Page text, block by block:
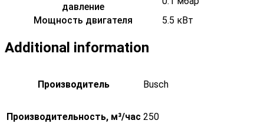
давление
Мощность двигателя
5.5 кВт
Additional information
Производитель Busch
Производительность, м³/час 250